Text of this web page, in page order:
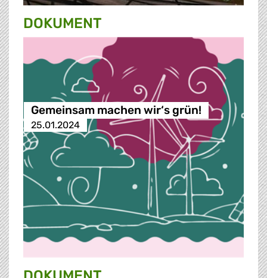
DOKUMENT
Gemeinsam machen wir‘s grün!
25.01.2024